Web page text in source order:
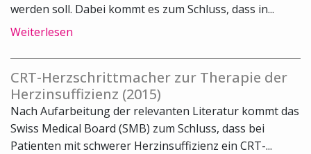
werden soll. Dabei kommt es zum Schluss, dass in...
Weiterlesen
CRT-Herzschrittmacher zur Therapie der
Herzinsuffizienz (2015)
Nach Aufarbeitung der relevanten Literatur kommt das
Swiss Medical Board (SMB) zum Schluss, dass bei
Patienten mit schwerer Herzinsuffizienz ein CRT-...